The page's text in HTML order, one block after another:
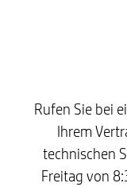
Rufen Sie bei
Ihrem
technischen
Freitag von